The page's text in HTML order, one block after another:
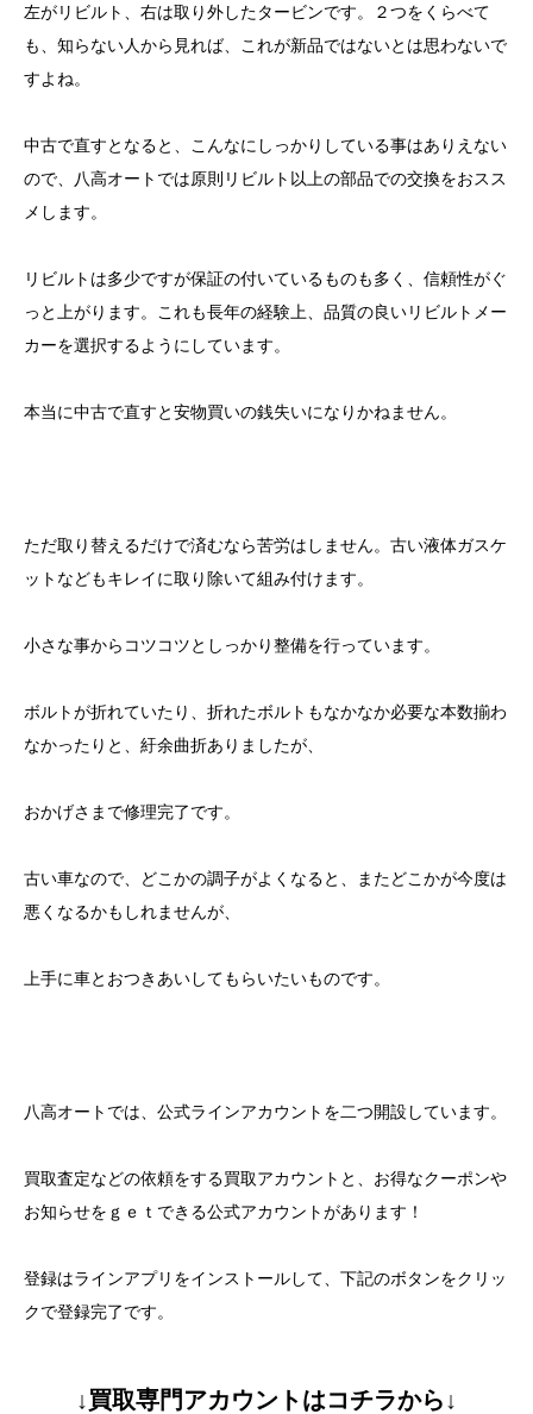
左がリビルト、右は取り外したタービンです。２つをくらべて
も、知らない人から見れば、これが新品ではないとは思わないで
すよね。
中古で直すとなると、こんなにしっかりしている事はありえない
ので、八高オートでは原則リビルト以上の部品での交換をおスス
メします。
リビルトは多少ですが保証の付いているものも多く、信頼性がぐ
っと上がります。これも長年の経験上、品質の良いリビルトメー
カーを選択するようにしています。
本当に中古で直すと安物買いの銭失いになりかねません。
ただ取り替えるだけで済むなら苦労はしません。古い液体ガスケ
ットなどもキレイに取り除いて組み付けます。
小さな事からコツコツとしっかり整備を行っています。
ボルトが折れていたり、折れたボルトもなかなか必要な本数揃わ
なかったりと、紆余曲折ありましたが、
おかげさまで修理完了です。
古い車なので、どこかの調子がよくなると、またどこかが今度は
悪くなるかもしれませんが、
上手に車とおつきあいしてもらいたいものです。
八高オートでは、公式ラインアカウントを二つ開設しています。
買取査定などの依頼をする買取アカウントと、お得なクーポンや
お知らせをｇｅｔできる公式アカウントがあります！
登録はラインアプリをインストールして、下記のボタンをクリッ
クで登録完了です。
↓買取専門アカウントはコチラから↓